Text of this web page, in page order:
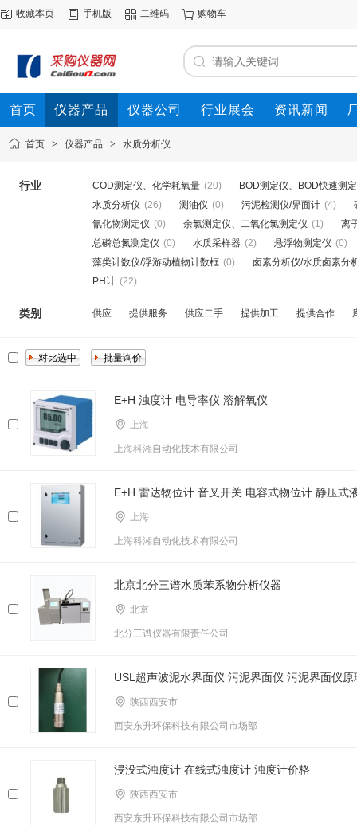
收藏本页 手机版 二维码 购物车
首页 仪器产品 仪器公司 行业展会 资讯新闻
首页 > 仪器产品 > 水质分析仪
行业 COD测定仪、化学耗氧量 (20)
BOD测定仪、BOD快速测
水质分析仪 (26) 测油仪 (0) 污泥检测仪/界面计 (4)
氰化物测定仪 (0) 余氯测定仪、二氧化氯测定仪 (1)
离
总磷总氮测定仪 (0) 水质采样器 (2) 悬浮物测定仪 (0)
藻类计数仪/浮游动植物计数框 (0)
卤素分析仪/水质卤素分
PH计 (22)
类别 供应 提供服务 供应二手 提供加工 提供合作
E+H 浊度计 电导率仪 溶解氧仪
上海
上海科湘自动化技术有限公司
E+H 雷达物位计 音叉开关 电容式物位计 静压式
上海
上海科湘自动化技术有限公司
北京北分三谱水质苯系物分析仪器
北京
北分三谱仪器有限责任公司
USL超声波泥水界面仪 污泥界面仪 污泥界面仪原
陕西西安市
西安东升环保科技有限公司市场部
浸没式浊度计 在线式浊度计 浊度计价格
陕西西安市
西安东升环保科技有限公司市场部